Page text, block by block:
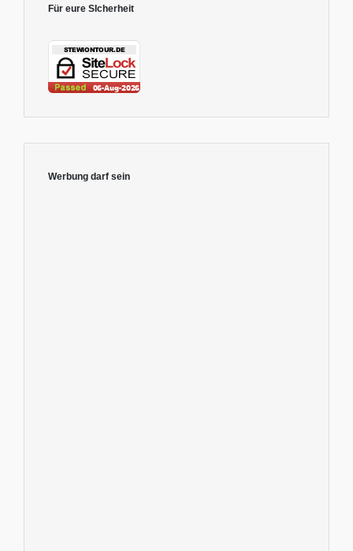
Für eure SIcherheit
Werbung darf sein